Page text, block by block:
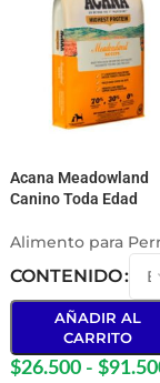
Acana Meadowland
Canino Toda Edad
Alimento para
CONTENIDO
AÑADIR AL
CARRITO
$26.500 - $